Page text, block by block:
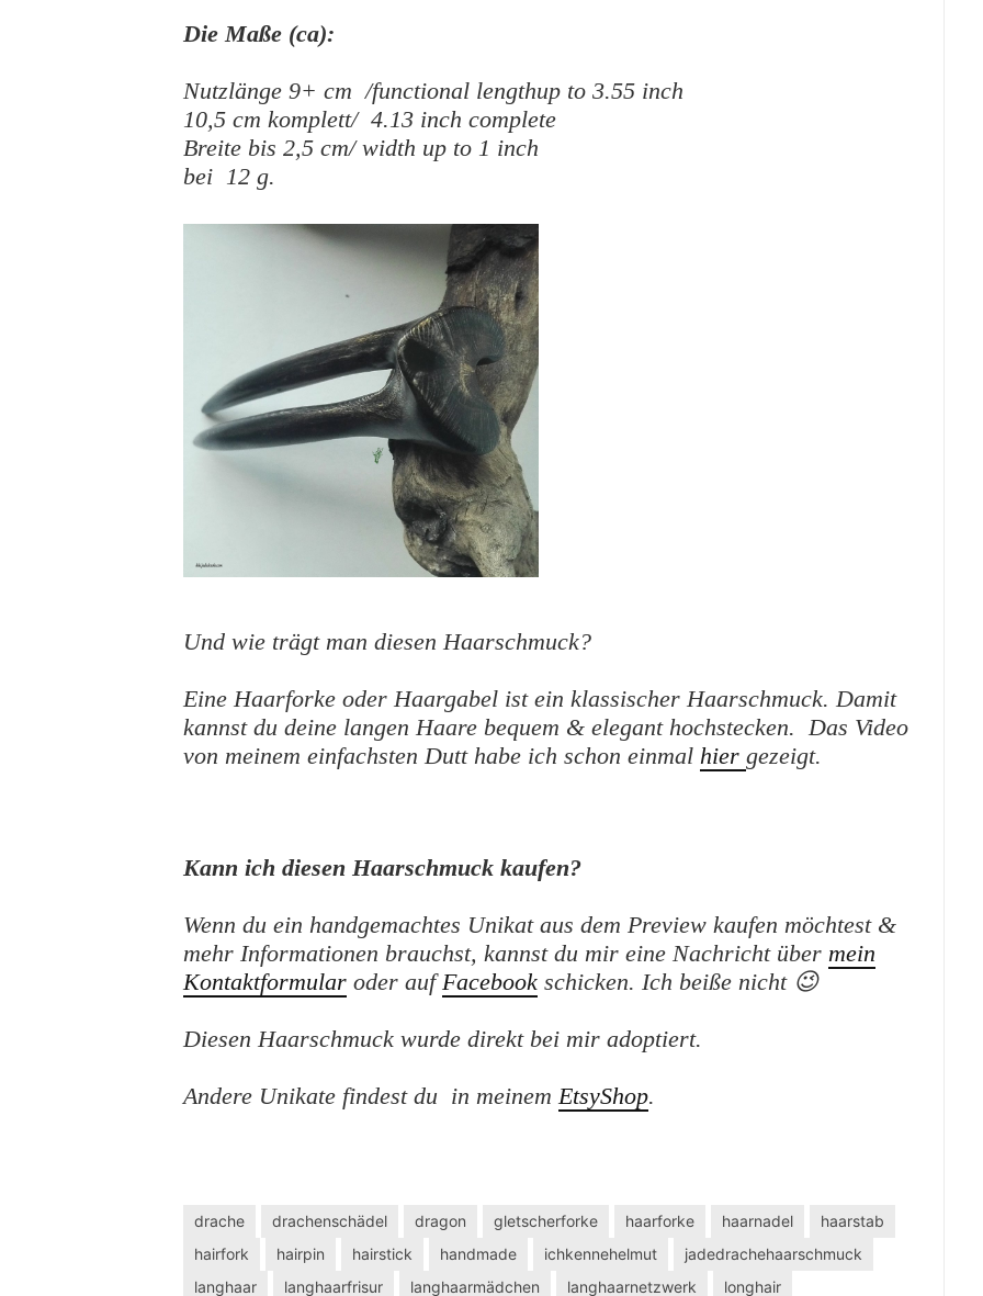
Die Maße (ca):
Nutzlänge 9+ cm /functional lengthup to 3.55 inch
10,5 cm komplett/ 4.13 inch complete
Breite bis 2,5 cm/ width up to 1 inch
bei 12 g.
Und wie trägt man diesen Haarschmuck?
Eine Haarforke oder Haargabel ist ein klassischer Haarschmuck. Damit
kannst du deine langen Haare bequem & elegant hochstecken. Das Video
von meinem einfachsten Dutt habe ich schon einmal hier gezeigt.
Kann ich diesen Haarschmuck kaufen?
Wenn du ein handgemachtes Unikat aus dem Preview kaufen möchtest &
mehr Informationen brauchst, kannst du mir eine Nachricht über mein
Kontaktformular oder aufFacebook schicken. Ich beiße nicht 😉
Diesen Haarschmuck wurde direkt bei mir adoptiert.
Andere Unikate findest du in meinem EtsyShop.
drache drachenschädel dragon gletscherforke haarforke haarnadel
haarstab
hairfork
hairpin hairstick handmade ichkennehelmut
jadedrachehaarschmuck
langhaar
langhaarfrisur langhaarmädchen langhaarnetzwerk longhair